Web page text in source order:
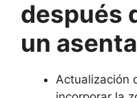
después
un
Actualización